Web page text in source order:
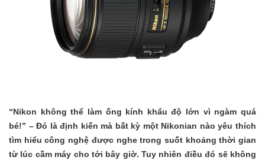
“Nikon không thể làm ống kính khẩu độ lớn vì ngàm quá
bé!” – Đó là định kiến mà bất kỳ một Nikonian nào yêu thích
tìm hiểu công nghệ được nghe trong suốt khoảng thời gian
từ lúc cầm máy cho tới bây giờ. Tuy nhiên điều đó sẽ không